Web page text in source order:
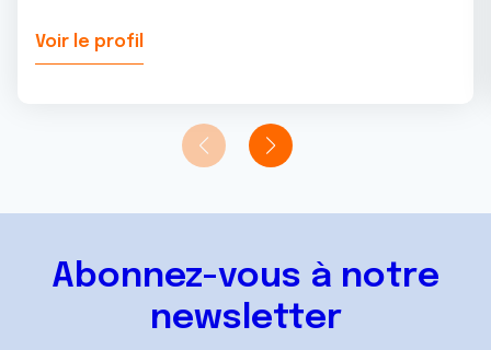
Voir le profil
Abonnez-vous à notre
newsletter